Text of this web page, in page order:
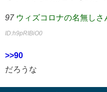
97 ウィズコロナの名無しさ
ID:h9pRIBiO0
>>90
だろうな